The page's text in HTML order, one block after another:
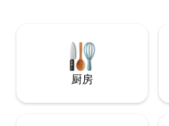
们期待您的回复！
厨房